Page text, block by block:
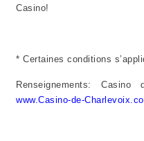
Casino!
* Certaines conditions
Renseignements: Casino
www.Casino-de-